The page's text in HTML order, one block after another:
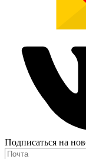
Подписаться на